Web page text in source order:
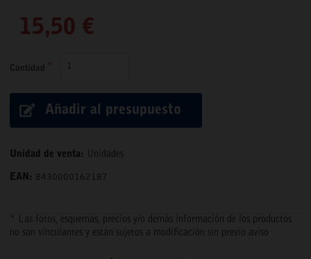
15,50 €
Cantidad
Añadir al presupuesto
Unidad de venta: Unidades
EAN: 8430000162187
* Las fotos, esquemas, precios y/o demás información de los productos
no son vinculantes y están sujetos a modificación sin previo aviso